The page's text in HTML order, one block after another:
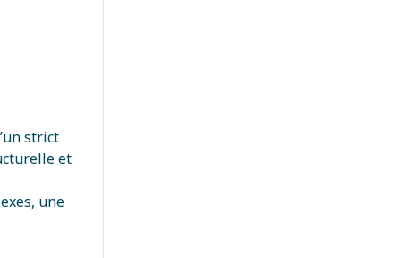
strict
et
une